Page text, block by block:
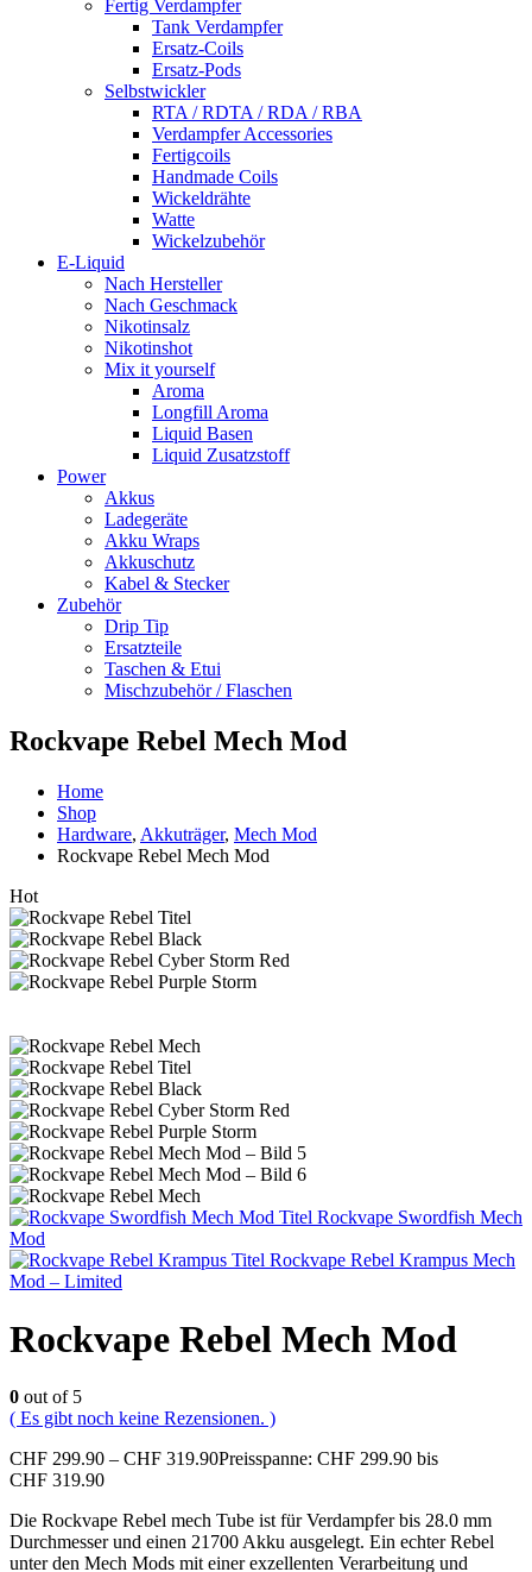
Fertig Verdampfer
Tank Verdampfer
Ersatz-Coils
Ersatz-Pods
Selbstwickler
RTA / RDTA / RDA / RBA
Verdampfer Accessories
Fertigcoils
Handmade Coils
Wickeldrähte
Watte
Wickelzubehör
E-Liquid
Nach Hersteller
Nach Geschmack
Nikotinsalz
Nikotinshot
Mix it yourself
Aroma
Longfill Aroma
Liquid Basen
Liquid Zusatzstoff
Power
Akkus
Ladegeräte
Akku Wraps
Akkuschutz
Kabel & Stecker
Zubehör
Drip Tip
Ersatzteile
Taschen & Etui
Mischzubehör / Flaschen
Rockvape Rebel Mech Mod
Home
Shop
Hardware, Akkuträger, Mech Mod
Rockvape Rebel Mech Mod
Hot
Rockvape Swordfish Mech
Mod
Rockvape Rebel Krampus Mech
Mod – Limited
Rockvape Rebel Mech Mod
0 out of 5
( Es gibt noch keine Rezensionen. )
CHF 299.90 – CHF 319.90Preisspanne: CHF 299.90 bis
CHF 319.90
Die Rockvape Rebel mech Tube ist für Verdampfer bis 28.0 mm
Durchmesser und einen 21700 Akku ausgelegt. Ein echter Rebel
unter den Mech Mods mit einer exzellenten Verarbeitung und